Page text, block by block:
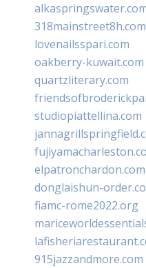
318mainstreet8h.com
lovenailsspari.com
oakberry-kuwait.com
quartzliterary.com
studiopiattellina.com
elpatronchardon.com
donglaishun-
fiamc-rome2022.org
915jazzandmore.com